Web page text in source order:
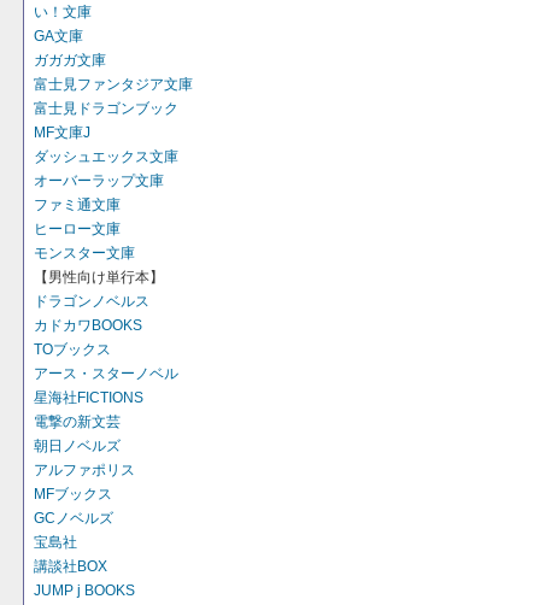
い！文庫
GA文庫
ガガガ文庫
富士見ファンタジア文庫
富士見ドラゴンブック
MF文庫J
ダッシュエックス文庫
オーバーラップ文庫
ファミ通文庫
ヒーロー文庫
モンスター文庫
【男性向け単行本】
ドラゴンノベルス
カドカワBOOKS
TOブックス
アース・スターノベル
星海社FICTIONS
電撃の新文芸
朝日ノベルズ
アルファポリス
MFブックス
GCノベルズ
宝島社
講談社BOX
JUMP j BOOKS